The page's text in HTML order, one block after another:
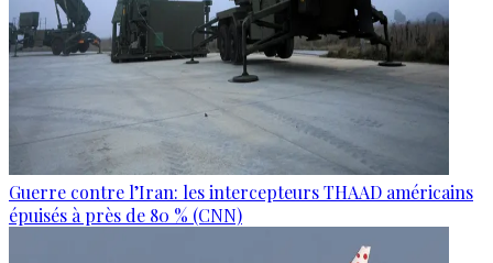
Guerre contre l’Iran: les intercepteurs THAAD américains
épuisés à près de 80 % (CNN)